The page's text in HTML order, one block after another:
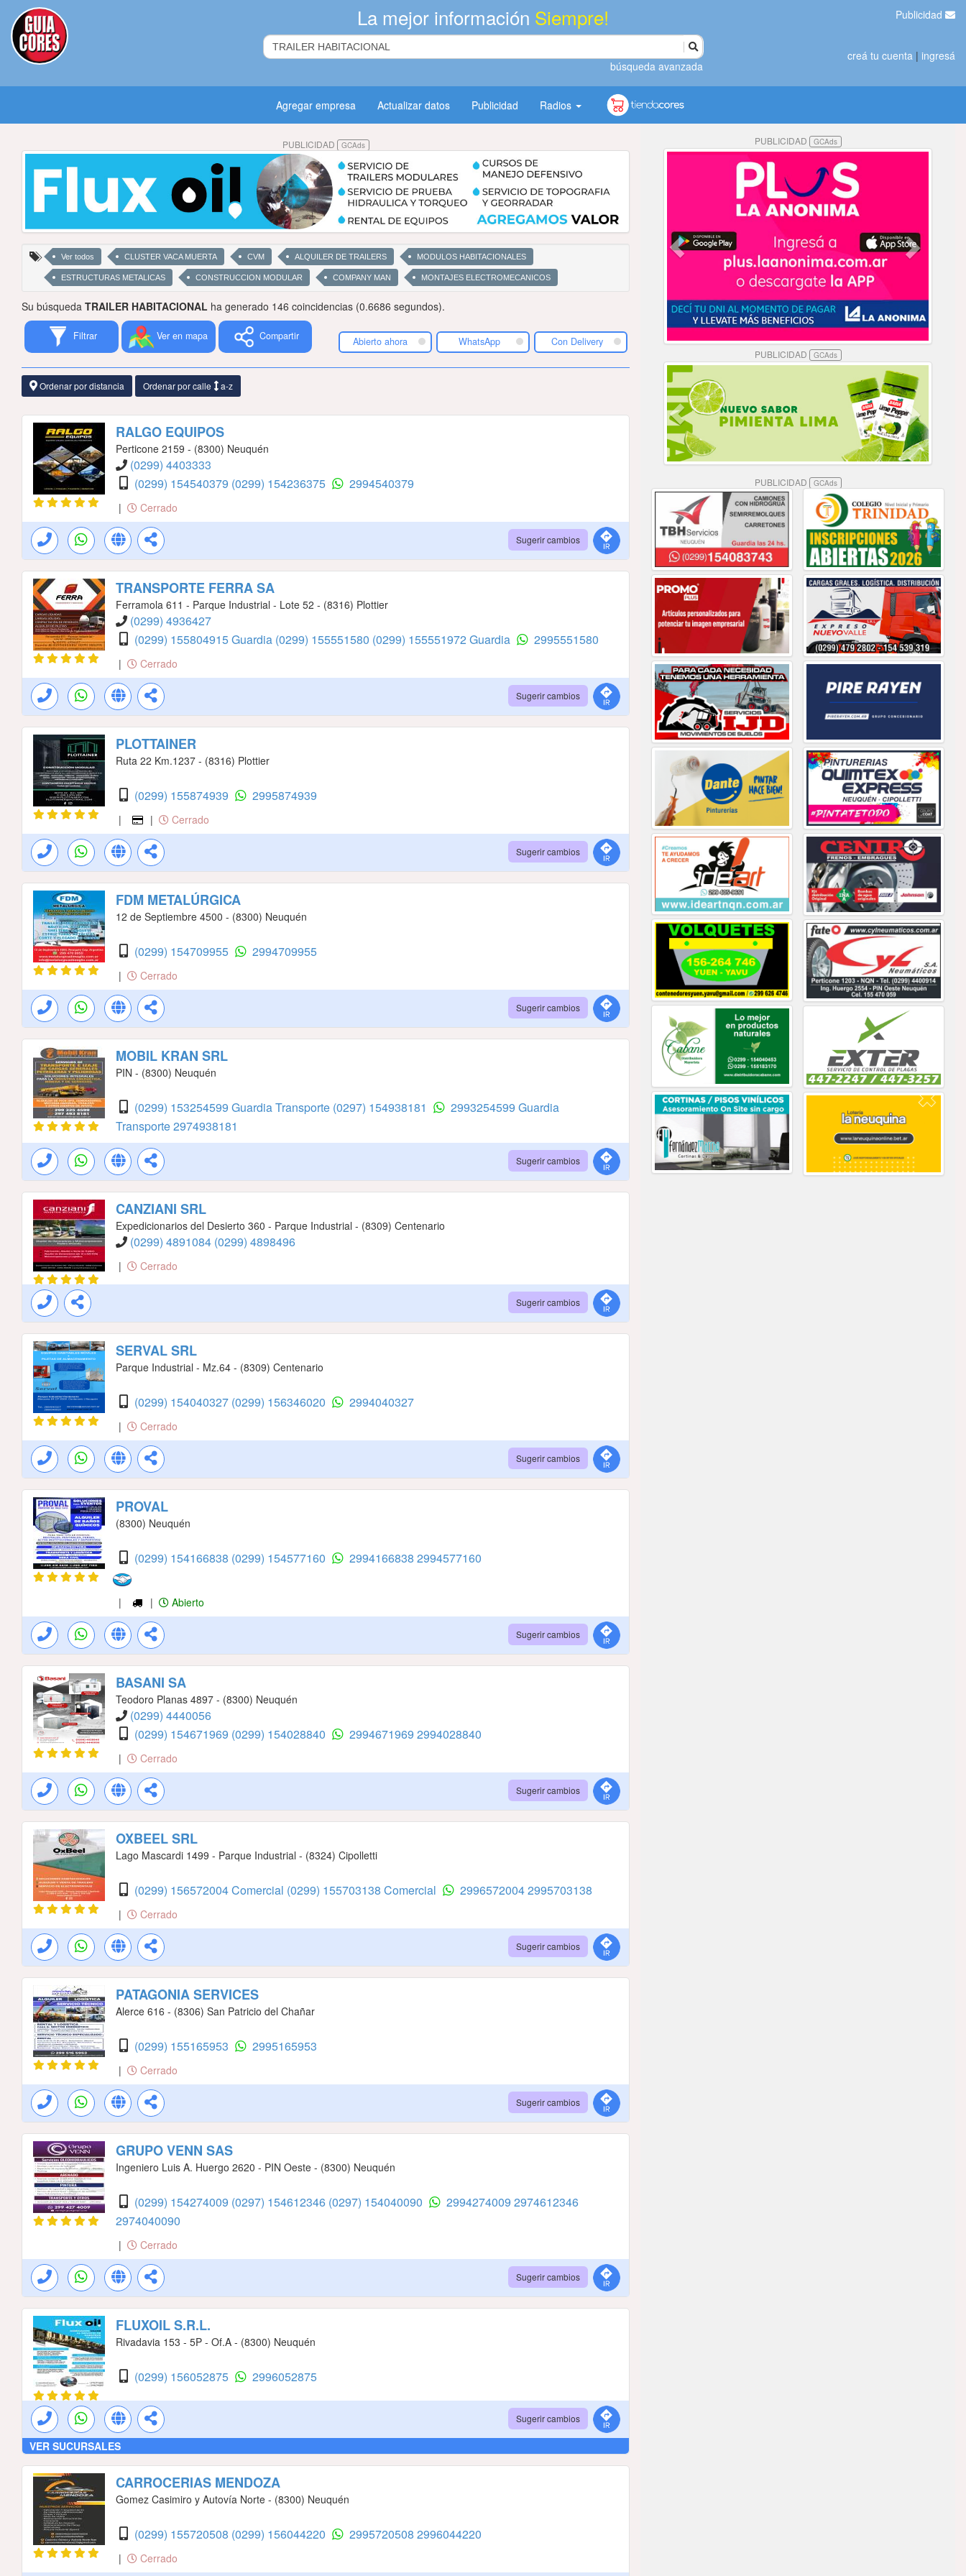
La mejor información Siempre!
búsqueda avanzada
Publicidad
creá tu cuenta | ingresá
Agregar empresa Actualizar datos Publicidad Radios
PUBLICIDAD GCAds
Ver todos CLUSTER VACA MUERTA CVM ALQUILER DE TRAILERS MODULOS HABITACIONALES
ESTRUCTURAS METALICAS CONSTRUCCION MODULAR COMPANY MAN MONTAJES ELECTROMECANICOS
Su búsqueda TRAILER HABITACIONAL ha generado 146 coincidencias (0.6686 segundos).
Filtrar Ver en mapa Compartir Abierto ahora WhatsApp Con Delivery
Ordenar por distancia Ordenar por calle a-z
RALGO EQUIPOS
Perticone 2159 - (8300) Neuquén
(0299) 4403333
(0299) 154540379 (0299) 154236375 2994540379
| Cerrado
Sugerir cambios
TRANSPORTE FERRA SA
Ferramola 611 - Parque Industrial - Lote 52 - (8316) Plottier
(0299) 4936427
(0299) 155804915 Guardia (0299) 155551580 (0299) 155551972 Guardia 2995551580
| Cerrado
Sugerir cambios
PLOTTAINER
Ruta 22 Km.1237 - (8316) Plottier
(0299) 155874939 2995874939
| | Cerrado
Sugerir cambios
FDM METALÚRGICA
12 de Septiembre 4500 - (8300) Neuquén
(0299) 154709955 2994709955
| Cerrado
Sugerir cambios
MOBIL KRAN SRL
PIN - (8300) Neuquén
(0299) 153254599 Guardia Transporte (0297) 154938181
2993254599 Guardia
Transporte2974938181
Sugerir cambios
CANZIANI SRL
Expedicionarios del Desierto 360 - Parque Industrial - (8309) Centenario
(0299) 4891084 (0299) 4898496
| Cerrado
Sugerir cambios
SERVAL SRL
Parque Industrial - Mz.64 - (8309) Centenario
(0299) 154040327 (0299) 156346020 2994040327
| Cerrado
Sugerir cambios
PROVAL
(8300) Neuquén
(0299) 154166838 (0299) 154577160 2994166838 2994577160
| | Abierto
Sugerir cambios
BASANI SA
Teodoro Planas 4897 - (8300) Neuquén
(0299) 4440056
(0299) 154671969 (0299) 154028840 2994671969 2994028840
| Cerrado
Sugerir cambios
OXBEEL SRL
Lago Mascardi 1499 - Parque Industrial - (8324) Cipolletti
(0299) 156572004 Comercial (0299) 155703138 Comercial 29965720042995703138
| Cerrado
Sugerir cambios
PATAGONIA SERVICES
Alerce 616 - (8306) San Patricio del Chañar
(0299) 155165953 2995165953
| Cerrado
Sugerir cambios
GRUPO VENN SAS
Ingeniero Luis A. Huergo 2620 - PIN Oeste - (8300) Neuquén
(0299) 154274009 (0297) 154612346 (0297) 154040090 2994274009 2974612346
2974040090
| Cerrado
Sugerir cambios
FLUXOIL S.R.L.
Rivadavia 153 - 5P - Of.A - (8300) Neuquén
(0299) 156052875 2996052875
Sugerir cambios
VER SUCURSALES
CARROCERIAS MENDOZA
Gomez Casimiro y Autovía Norte - (8300) Neuquén
(0299) 155720508 (0299) 156044220 2995720508 2996044220
| Cerrado
PUBLICIDAD GCAds
PUBLICIDAD GCAds
PUBLICIDAD GCAds